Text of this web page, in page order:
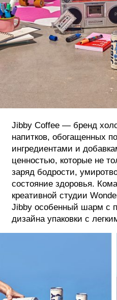
Jibby Coffee — бренд
напитков, обогащенных
ингредиентами и
ценностью, которые не
заряд бодрости,
состояние здоровья.
креативной студии
Jibby особенный шарм с
дизайна упаковки с
ИСТОРИИ
О